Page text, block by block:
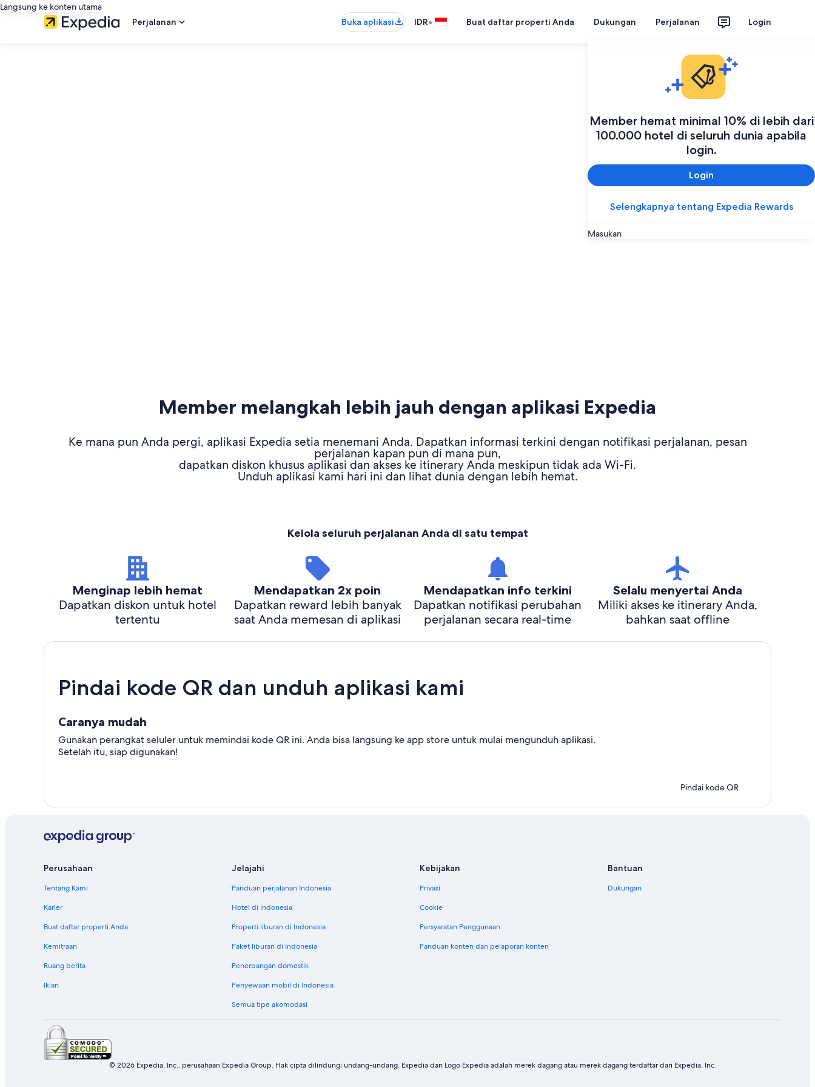
Langsung ke konten utama
Perjalanan
Buka aplikasi IDR• Buat daftar properti Anda Dukungan Perjalanan Login
Member hemat minimal 10% di lebih dari
100.000 hotel di seluruh dunia apabila
login.
Login
Selengkapnya tentang Expedia Rewards
Masukan
Member melangkah lebih jauh dengan aplikasi Expedia
Ke mana pun Anda pergi, aplikasi Expedia setia menemani Anda. Dapatkan informasi terkini dengan notifikasi perjalanan, pesan
perjalanan kapan pun di mana pun,
dapatkan diskon khusus aplikasi dan akses ke itinerary Anda meskipun tidak ada Wi-Fi.
Unduh aplikasi kami hari ini dan lihat dunia dengan lebih hemat.
Kelola seluruh perjalanan Anda di satu tempat
Menginap lebih hemat
Dapatkan diskon untuk hotel
tertentu
Mendapatkan 2x poin
Dapatkan reward lebih banyak
saat Anda memesan di aplikasi
Mendapatkan info terkini
Dapatkan notifikasi perubahan
perjalanan secara real-time
Selalu menyertai Anda
Miliki akses ke itinerary Anda,
bahkan saat offline
Pindai kode QR dan unduh aplikasi kami
Caranya mudah
Gunakan perangkat seluler untuk memindai kode QR ini. Anda bisa langsung ke app store untuk mulai mengunduh aplikasi.
Setelah itu, siap digunakan!
Pindai kode QR
Perusahaan
Tentang Kami
Karier
Buat daftar properti Anda
Kemitraan
Ruang berita
Iklan
Jelajahi
Panduan perjalanan Indonesia
Hotel di Indonesia
Properti liburan di Indonesia
Paket liburan di Indonesia
Penerbangan domestik
Penyewaan mobil di Indonesia
Semua tipe akomodasi
Kebijakan
Privasi
Cookie
Persyaratan Penggunaan
Panduan konten dan pelaporan konten
Bantuan
Dukungan
© 2026 Expedia, Inc., perusahaan Expedia Group. Hak cipta dilindungi undang-undang. Expedia dan Logo Expedia adalah merek dagang atau merek dagang terdaftar dari Expedia, Inc.